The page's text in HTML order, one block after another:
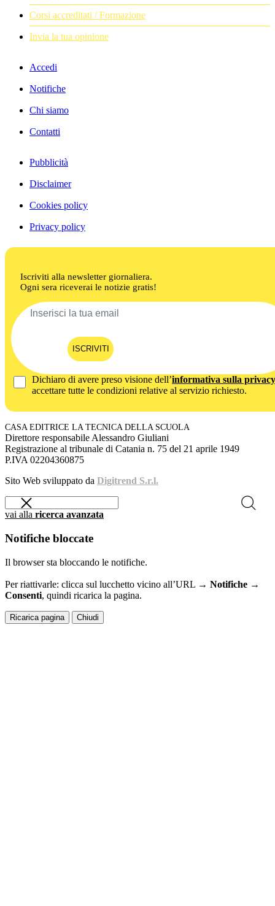
Corsi accreditati / Formazione
Invia la tua opinione
Accedi
Notifiche
Chi siamo
Contatti
Pubblicità
Disclaimer
Cookies policy
Privacy policy
Iscriviti alla newsletter giornaliera.
Ogni sera riceverai le notizie gratis!
ISCRIVITI
Dichiaro di avere preso visione dell’informativa sulla privacy
accettare tutte le condizioni relative al servizio richiesto.
CASA EDITRICE LA TECNICA DELLA SCUOLA
Direttore responsabile Alessandro Giuliani
Registrazione al tribunale di Catania n. 75 del 21 aprile 1949
P.IVA 02204360875
Sito Web sviluppato da Digitrend S.r.l.
vai alla ricerca avanzata
Notifiche bloccate
Il browser sta bloccando le notifiche.
Per riattivarle: clicca sul lucchetto vicino all’URL → Notifiche →
Consenti, quindi ricarica la pagina.
Ricarica pagina Chiudi